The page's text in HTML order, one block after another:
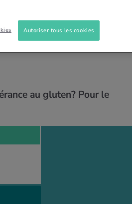
QUIZ
sur le
au gluten? Pour le
Autoriser tous les cookies